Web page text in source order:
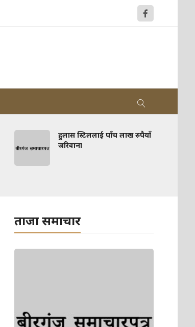
हुलास स्टिललाई पाँच लाख रुपैयाँ
जरिवाना
ताजा समाचार